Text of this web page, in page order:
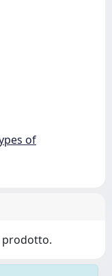
of
prodotto.